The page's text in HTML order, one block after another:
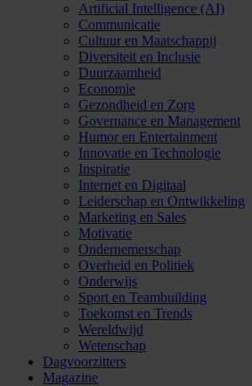
Artificial Intelligence (AI)
Communicatie
Cultuur en Maatschappij
Diversiteit en Inclusie
Duurzaamheid
Economie
Gezondheid en Zorg
Governance en Management
Humor en Entertainment
Innovatie en Technologie
Inspiratie
Internet en Digitaal
Leiderschap en Ontwikkeling
Marketing en Sales
Motivatie
Ondernemerschap
Overheid en Politiek
Onderwijs
Sport en Teambuilding
Toekomst en Trends
Wereldwijd
Wetenschap
Dagvoorzitters
Magazine